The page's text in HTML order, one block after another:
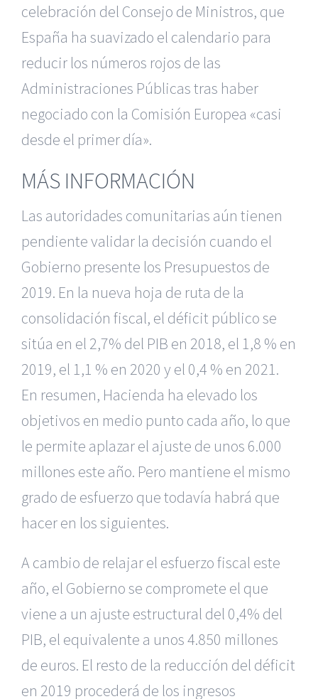
celebración del Consejo de Ministros, que
España ha suavizado el calendario para
reducir los números rojos de las
Administraciones Públicas tras haber
negociado con la Comisión Europea «casi
desde el primer día».
MÁS INFORMACIÓN
Las autoridades comunitarias aún tienen
pendiente validar la decisión cuando el
Gobierno presente los Presupuestos de
2019. En la nueva hoja de ruta de la
consolidación fiscal, el déficit público se
sitúa en el 2,7% del PIB en 2018, el 1,8 % en
2019, el 1,1 % en 2020 y el 0,4 % en 2021.
En resumen, Hacienda ha elevado los
objetivos en medio punto cada año, lo que
le permite aplazar el ajuste de unos 6.000
millones este año. Pero mantiene el mismo
grado de esfuerzo que todavía habrá que
hacer en los siguientes.
A cambio de relajar el esfuerzo fiscal este
año, el Gobierno se compromete el que
viene a un ajuste estructural del 0,4% del
PIB, el equivalente a unos 4.850 millones
de euros. El resto de la reducción del déficit
en 2019 procederá de los ingresos